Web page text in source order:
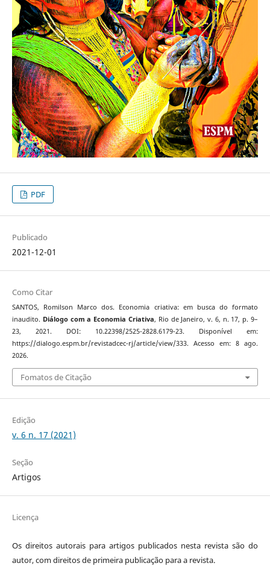
PDF
Publicado
2021-12-01
Como Citar
SANTOS, Romilson Marco dos. Economia criativa: em busca do formato
inaudito. Diálogo com a Economia Criativa, Rio de Janeiro, v. 6, n. 17, p. 9–
23, 2021. DOI: 10.22398/2525-2828.6179-23. Disponível em:
https://dialogo.espm.br/revistadcec-rj/article/view/333. Acesso em: 8 ago.
2026.
Fomatos de Citação
Edição
v. 6 n. 17 (2021)
Seção
Artigos
Licença
Os direitos autorais para artigos publicados nesta revista são do
autor, com direitos de primeira publicação para a revista.